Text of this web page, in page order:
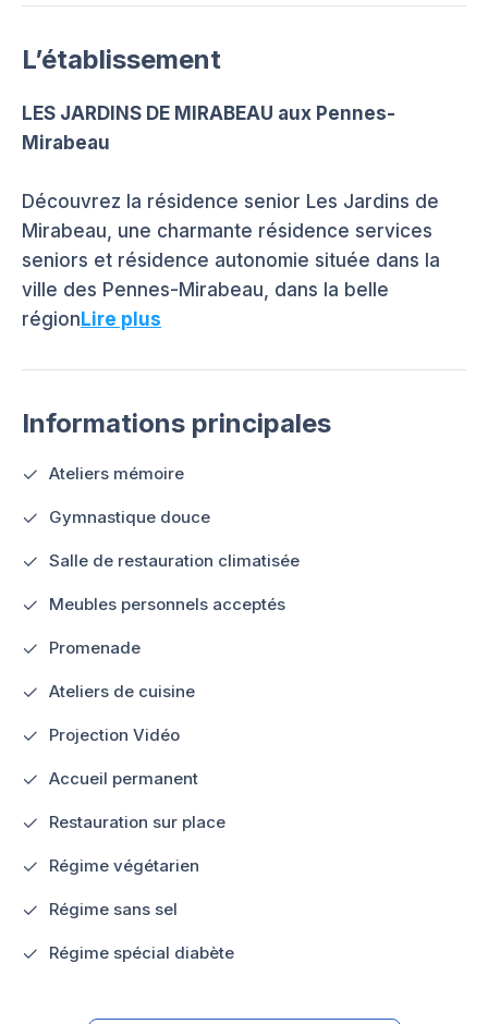
L’établissement
LES JARDINS DE MIRABEAU aux Pennes-
Mirabeau
Découvrez la résidence senior Les Jardins de
Mirabeau, une charmante résidence services
seniors et résidence autonomie située dans la
ville des Pennes-Mirabeau, dans la belle
régionLire plus
Informations principales
Ateliers mémoire
Gymnastique douce
Salle de restauration climatisée
Meubles personnels acceptés
Promenade
Ateliers de cuisine
Projection Vidéo
Accueil permanent
Restauration sur place
Régime végétarien
Régime sans sel
Régime spécial diabète